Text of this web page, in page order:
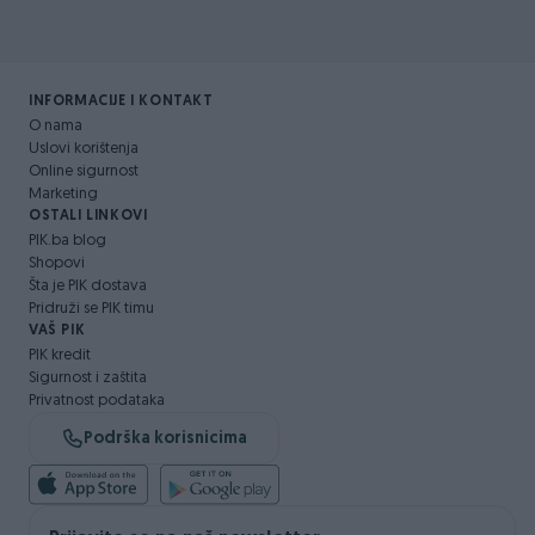
INFORMACIJE I KONTAKT
O nama
Uslovi korištenja
Online sigurnost
Marketing
OSTALI LINKOVI
PIK.ba blog
Shopovi
Šta je PIK dostava
Pridruži se PIK timu
VAŠ PIK
PIK kredit
Sigurnost i zaštita
Privatnost podataka
Podrška korisnicima